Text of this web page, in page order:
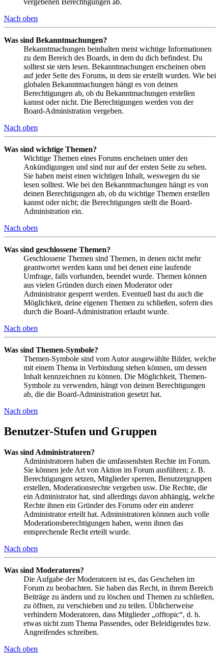
Nach oben
Was sind Bekanntmachungen?
Bekanntmachungen beinhalten meist wichtige Informationen
zu dem Bereich des Boards, in dem du dich befindest. Du
solltest sie stets lesen. Bekanntmachungen erscheinen oben
auf jeder Seite des Forums, in dem sie erstellt wurden. Wie bei
globalen Bekanntmachungen hängt es von deinen
Berechtigungen ab, ob du Bekanntmachungen erstellen
kannst oder nicht. Die Berechtigungen werden von der
Board-Administration vergeben.
Nach oben
Was sind wichtige Themen?
Wichtige Themen eines Forums erscheinen unter den
Ankündigungen und sind nur auf der ersten Seite zu sehen.
Sie haben meist einen wichtigen Inhalt, weswegen du sie
lesen solltest. Wie bei den Bekanntmachungen hängt es von
deinen Berechtigungen ab, ob du wichtige Themen erstellen
kannst oder nicht; die Berechtigungen stellt die Board-
Administration ein.
Nach oben
Was sind geschlossene Themen?
Geschlossene Themen sind Themen, in denen nicht mehr
geantwortet werden kann und bei denen eine laufende
Umfrage, falls vorhanden, beendet wurde. Themen können
aus vielen Gründen durch einen Moderator oder
Administrator gesperrt werden. Eventuell hast du auch die
Möglichkeit, deine eigenen Themen zu schließen, sofern dies
durch die Board-Administration erlaubt wurde.
Nach oben
Was sind Themen-Symbole?
Themen-Symbole sind vom Autor ausgewählte Bilder, welche
mit einem Thema in Verbindung stehen können, um dessen
Inhalt kennzeichnen zu können. Die Möglichkeit, Themen-
Symbole zu verwenden, hängt von deinen Berechtigungen
ab, die die Board-Administration gesetzt hat.
Nach oben
Benutzer-Stufen und Gruppen
Was sind Administratoren?
Administratoren haben die umfassendsten Rechte im Forum.
Sie können jede Art von Aktion im Forum ausführen; z. B.
Berechtigungen setzen, Mitglieder sperren, Benutzergruppen
erstellen, Moderationsrechte vergeben usw. Die Rechte, die
ein Administrator hat, sind allerdings davon abhängig, welche
Rechte ihnen ein Gründer des Forums oder ein anderer
Administrator erteilt hat. Administratoren können auch volle
Moderationsberechtigungen haben, wenn ihnen das
entsprechende Recht erteilt wurde.
Nach oben
Was sind Moderatoren?
Die Aufgabe der Moderatoren ist es, das Geschehen im
Forum zu beobachten. Sie haben das Recht, in ihrem Bereich
Beiträge zu ändern und zu löschen und Themen zu schließen,
zu öffnen, zu verschieben und zu teilen. Üblicherweise
verhindern Moderatoren, dass Mitglieder „offtopic“, d. h.
etwas nicht zum Thema Passendes, oder Beleidigendes bzw.
Angreifendes schreiben.
Nach oben